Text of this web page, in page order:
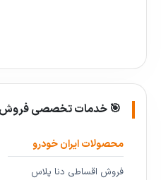
🎯 خدمات تخصصی فروش
محصولات ایران خودرو
فروش اقساطی دنا پلاس